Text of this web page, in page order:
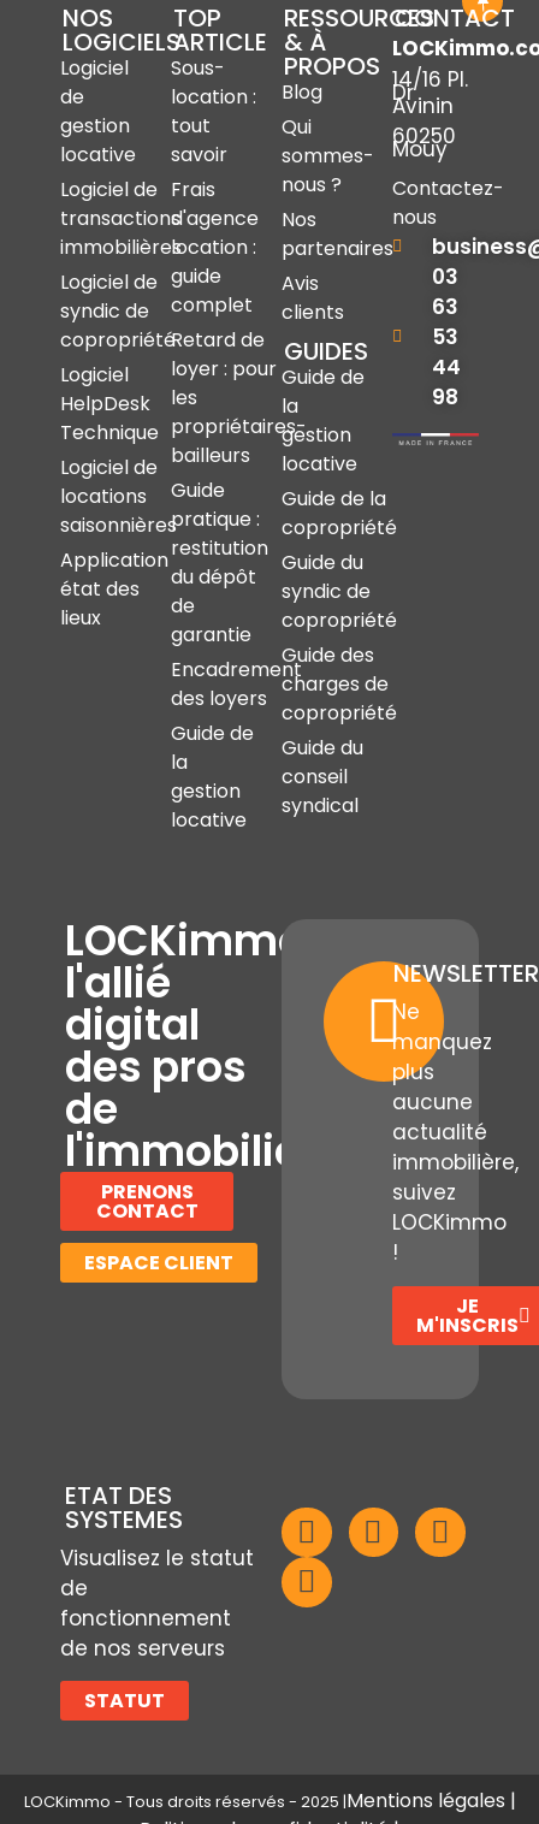
NOS
LOGICIELS
Logiciel
de
gestion
locative
Logiciel de
transactions
immobilières
Logiciel de
syndic de
copropriété
Logiciel
HelpDesk
Technique
Logiciel de
locations
saisonnières
Application
état des
lieux
TOP
ARTICLE
Sous-
location :
tout
savoir
Frais
d'agence
location :
guide
complet
Retard de
loyer : pour
les
propriétaires-
bailleurs
Guide
pratique :
restitution
du dépôt
de
garantie
Encadrement
des loyers
Guide de
la
gestion
locative
RESSOURCES
& À
PROPOS
Blog
Qui
sommes-
nous ?
Nos
partenaires
Avis
clients
GUIDES
Guide de
la
gestion
locative
Guide de la
copropriété
Guide du
syndic de
copropriété
Guide des
charges de
copropriété
Guide du
conseil
syndical
CONTACT
14/16 Pl.
Dr
Avinin
60250
Mouy
Contactez-
nous
03
63
53
44
98
LOCKimmo,
l'allié
digital
des pros
de
l'immobilier
PRENONS
CONTACT
ESPACE CLIENT
NEWSLETTER
Ne
manquez
plus
aucune
actualité
immobilière,
suivez
LOCKimmo
!
JE
M'INSCRIS
ETAT DES
SYSTEMES
Visualisez le statut
de
fonctionnement
de nos serveurs
STATUT
LOCKimmo - Tous droits réservés - 2025 |Mentions légales |